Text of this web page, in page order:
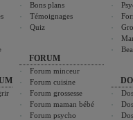
Bons plans
Témoignages
Quiz
FORUM
Forum minceur
Forum cuisine
Forum grossesse
Forum maman bébé
Forum psycho